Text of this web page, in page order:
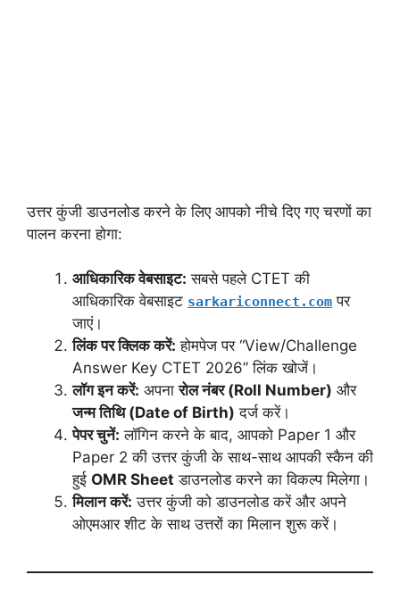
उत्तर कुंजी डाउनलोड करने के लिए आपको नीचे दिए गए चरणों का
पालन करना होगा:
आधिकारिक वेबसाइट: सबसे पहले CTET की
आधिकारिक वेबसाइट sarkariconnect.com पर
जाएं।
लिंक पर क्लिक करें: होमपेज पर “View/Challenge
Answer Key CTET 2026” लिंक खोजें।
लॉग इन करें: अपनारोल नंबर (Roll Number) और
जन्म तिथि (Date of Birth) दर्ज करें।
पेपर चुनें: लॉगिन करने के बाद, आपको Paper 1 और
Paper 2 की उत्तर कुंजी के साथ-साथ आपकी स्कैन की
हुई OMR Sheet डाउनलोड करने का विकल्प मिलेगा।
मिलान करें: उत्तर कुंजी को डाउनलोड करें और अपने
ओएमआर शीट के साथ उत्तरों का मिलान शुरू करें।